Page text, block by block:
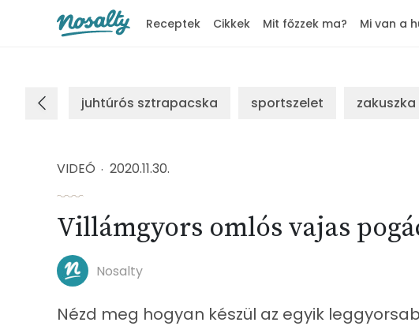
Receptek Cikkek Mit főzzek ma? Mi van a
juhtúrós sztrapacska sportszelet zakuszka
VIDEÓ 2020.11.30.
Villámgyors omlós vajas
Nosalty
Nézd meg hogyan készül az egyik